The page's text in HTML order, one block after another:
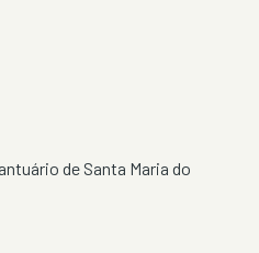
de Santa Maria do